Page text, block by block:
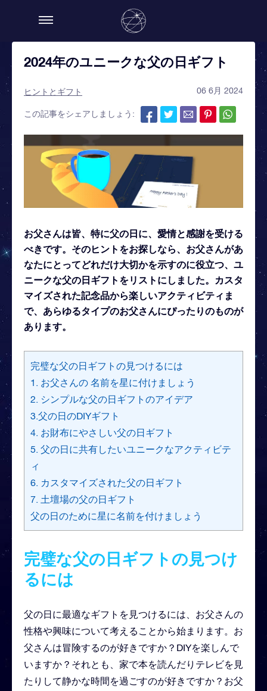
2024年のユニークな父の日ギフト
ヒントとギフト 06 6月 2024
この記事をシェアしましょう:
お父さんは皆、特に父の日に、愛情と感謝を受ける
べきです。そのヒントをお探しなら、お父さんがあ
なたにとってどれだけ大切かを示すのに役立つ、ユ
ニークな父の日ギフトをリストにしました。カスタ
マイズされた記念品から楽しいアクティビティま
で、あらゆるタイプのお父さんにぴったりのものが
あります。
完璧な父の日ギフトの見つけるには
1. お父さんの 名前を星に付けましょう
2. シンプルな父の日ギフトのアイデア
3.父の日のDIYギフト
4. お財布にやさしい父の日ギフト
5. 父の日に共有したいユニークなアクティビテ
ィ
6. カスタマイズされた父の日ギフト
7. 土壇場の父の日ギフト
父の日のために星に名前を付けましょう
完璧な父の日ギフトの見つけ
るには
父の日に最適なギフトを見つけるには、お父さんの
性格や興味について考えることから始まります。お
父さんは冒険するのが好きですか？DIYを楽しんで
いますか？それとも、家で本を読んだりテレビを見
たりして静かな時間を過ごすのが好きですか？お父